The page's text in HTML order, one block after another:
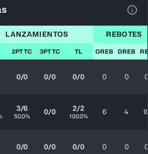
LANZAMIENTOS REBOTES
2PT TC 3PT TC TL OREB DREB
0/0 0/0 0/0 0 0 0
3/6
50.0% 0/0 2/2
100.0% 6 4
0/0 0/0 0/0 0 0 0